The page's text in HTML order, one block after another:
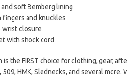
soft Bemberg lining
fingers and knuckles
wrist closure
with shock cord
is the FIRST choice for clothing, gear,
509, HMK, Slednecks, and several